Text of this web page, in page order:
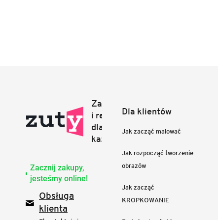
Zacznij zakupy,
jesteśmy online!
Obsługa
klienta
Dla klientów
Jak zacząć malować
Jak rozpocząć tworzenie
obrazów
Jak zacząć
KROPKOWANIE